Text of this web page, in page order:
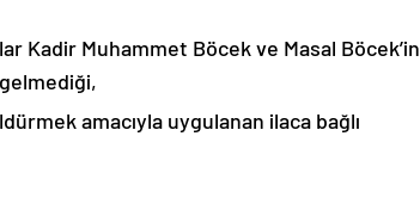
Kadir Muhammet Böcek ve Masal Böcek’in
amacıyla uygulanan ilaca bağlı